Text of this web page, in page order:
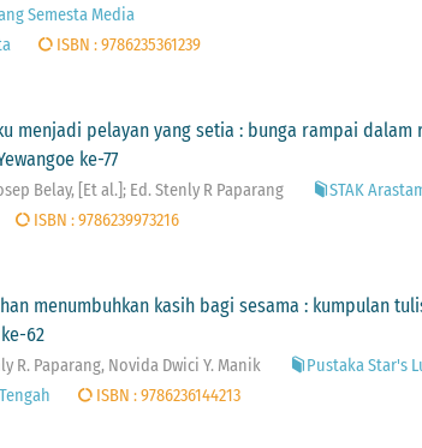
Semesta Media
ISBN : 9786235361239
menjadi pelayan yang setia : bunga rampai dalam
ke-77
Belay, [Et al.]; Ed. Stenly R Paparang
STAK
ISBN : 9786239973216
menumbuhkan kasih bagi sesama : kumpulan
62
R. Paparang, Novida Dwici Y. Manik
Pustaka Star's
ISBN : 9786236144213